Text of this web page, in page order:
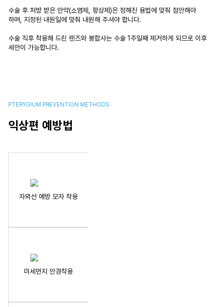
수술 후 처방 받은 안약(소염제, 항상제)은 정해진 용법에 맞춰 점안해야
하며, 지정된 내원일에 맞춰 내원해 주셔야 합니다.
수술 직후 착용해 드린 렌즈와 봉합사는 수술 1주일째 제거하게 되므로 이후
세안이 가능합니다.
PTERYGIUM PREVENTION METHODS
익상편 예방법
자외선 예방 모자 착용
미세먼지 안경착용